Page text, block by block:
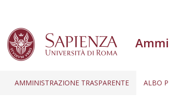
AMMINISTRAZIONE TRASPARENTE ALBO